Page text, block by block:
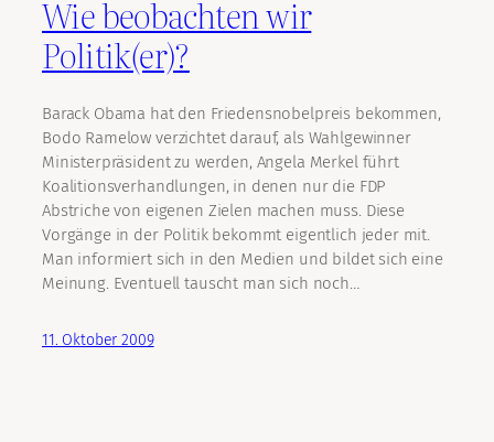
Wie beobachten wir
Politik(er)?
Barack Obama hat den Friedensnobelpreis bekommen,
Bodo Ramelow verzichtet darauf, als Wahlgewinner
Ministerpräsident zu werden, Angela Merkel führt
Koalitionsverhandlungen, in denen nur die FDP
Abstriche von eigenen Zielen machen muss. Diese
Vorgänge in der Politik bekommt eigentlich jeder mit.
Man informiert sich in den Medien und bildet sich eine
Meinung. Eventuell tauscht man sich noch…
11. Oktober 2009